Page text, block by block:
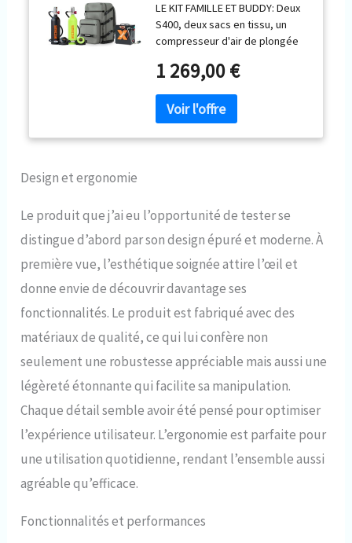
Pièces) Rechargeable
Mini Bouteille d'oxygène
sous Marine pour Respirer
sous l'eau Nettoyage du
Bateau S400
LE KIT FAMILLE ET BUDDY: Deux
S400, deux sacs en tissu, un
compresseur d'air de plongée
kit de réservoir de plongée
vie marine sous l'eau avec vos
amis et votre famille pour des
vacances merveilleuses
bar (Testé à une profondeur de
5 mètres). Elle intègre un
système de filtration double
couche qui bloque efficacement
la poussière et les impuretés,
garantissant un air pur et fiable
à chaque inspiration L'UTILISER
PLUS SÛREMENT: L'équipement
de plongée SMACO S400
adopte un dispositif de sortie
d'air à pression constante pour
une respiration plus douce. En
même temps, la valve
antidéflagrante externe offre
une protection contre la
surpression. Plus sûr à utiliser
EMBARQUER DANS L'AVION:
pouvez l'emporter dans l'avion
1 269,00 €
Design et ergonomie
Le produit que j’ai eu l’opportunité de tester se
distingue d’abord par son design épuré et moderne. À
première vue, l’esthétique soignée attire l’œil et
donne envie de découvrir davantage ses
fonctionnalités. Le produit est fabriqué avec des
matériaux de qualité, ce qui lui confère non
seulement une robustesse appréciable mais aussi une
légèreté étonnante qui facilite sa manipulation.
Chaque détail semble avoir été pensé pour optimiser
l’expérience utilisateur. L’ergonomie est parfaite pour
une utilisation quotidienne, rendant l’ensemble aussi
agréable qu’efficace.
Fonctionnalités et performances